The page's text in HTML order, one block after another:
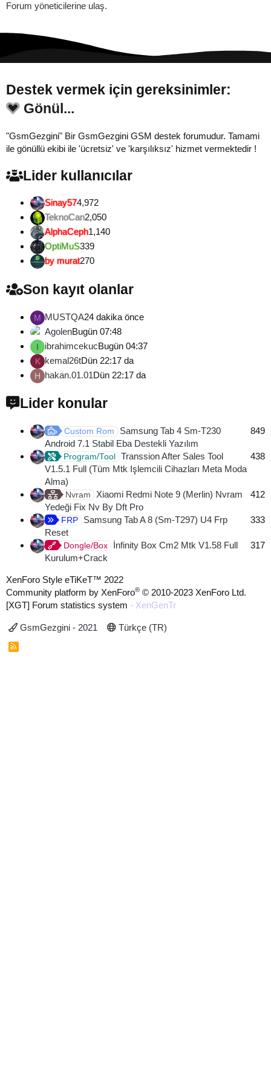
Forum yöneticilerine ulaş.
Destek vermek için gereksinimler:
Gönül...
"GsmGezgini" Bir GsmGezgini GSM destek forumudur. Tamami
ile gönüllü ekibi ile 'ücretsiz' ve 'karşılıksız' hizmet vermektedir !
Lider kullanıcılar
Sinay574,972
TeknoCan2,050
AlphaCeph1,140
OptiMuS339
by murat270
Son kayıt olanlar
M MUSTQA24 dakika önce
AgolenBugün 07:48
I ibrahimcekucBugün 04:37
K kemal26tDün 22:17 da
H hakan.01.01Dün 22:17 da
Lider konular
Custom Rom
Samsung Tab 4 Sm-T230
Android 7.1 Stabil Eba Destekli Yazılım
849
Program/Tool
Transsion After Sales Tool
V1.5.1 Full (Tüm Mtk Işlemcili Cihazları Meta Moda
Alma)
438
Nvram
Xiaomi Redmi Note 9 (Merlin) Nvram
Yedeği Fix Nv By Dft Pro
412
FRP
Samsung Tab A 8 (Sm-T297) U4 Frp
Reset
333
Dongle/Box
İnfinity Box Cm2 Mtk V1.58 Full
Kurulum+Crack
317
XenForo Style eTiKeT™ 2022
Community platform by XenForo® © 2010-2023 XenForo Ltd.
[XGT] Forum statistics system - XenGenTr
GsmGezgini - 2021 Türkçe (TR)